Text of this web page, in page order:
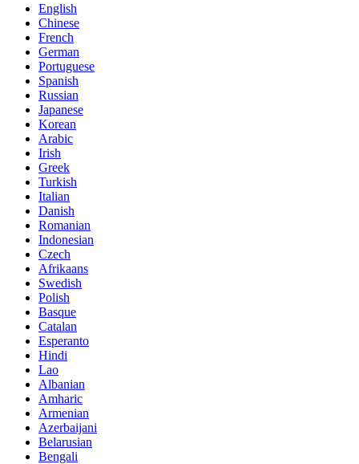
English
Chinese
French
German
Portuguese
Spanish
Russian
Japanese
Korean
Arabic
Irish
Greek
Turkish
Italian
Danish
Romanian
Indonesian
Czech
Afrikaans
Swedish
Polish
Basque
Catalan
Esperanto
Hindi
Lao
Albanian
Amharic
Armenian
Azerbaijani
Belarusian
Bengali